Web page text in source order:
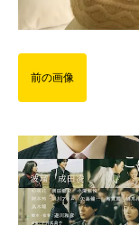
前の画像